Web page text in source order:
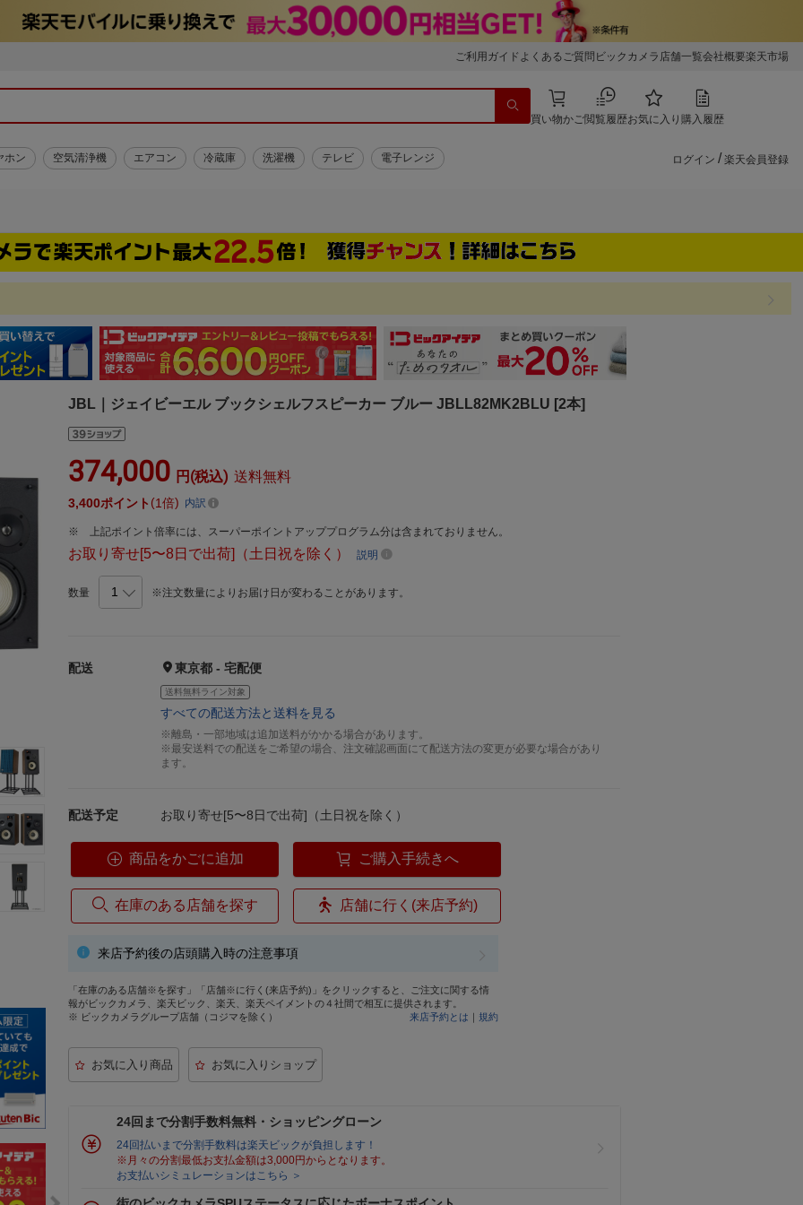
ご利用ガイド よくあるご質問 ビックカメラ店舗一覧会社概要楽天市場
買い物かご閲覧履歴お気に入り 購入履歴
ホン 空気清浄機 エアコン 冷蔵庫 洗濯機 テレビ 電子レンジ ログイン / 楽天会員登録
JBL｜ジェイビーエル ブックシェルフスピーカー ブルー JBLL82MK2BLU [2本]
374,000 円(税込) 送料無料
3,400ポイント 1倍 内訳
上記ポイント倍率には、スーパーポイントアッププログラム分は含まれておりません。
お取り寄せ[5〜8日で出荷]（土日祝を除く）説明
数量 ※注文数量によりお届け日が変わることがあります。
配送 東京都 - 宅配便
送料無料ライン対象
すべての配送方法と送料を見る
※離島・一部地域は追加送料がかかる場合があります。
※最安送料での配送をご希望の場合、注文確認画面にて配送方法の変更が必要な場合があり
ます。
配送予定 お取り寄せ[5〜8日で出荷]（土日祝を除く）
商品をかごに追加 ご購入手続きへ
在庫のある店舗を探す 店舗に行く(来店予約)
来店予約後の店頭購入時の注意事項
「在庫のある店舗※を探す」「店舗※に行く(来店予約)」をクリックすると、ご注文に関する情
報がビックカメラ、楽天ビック、楽天、楽天ペイメントの４社間で相互に提供されます。
※ ビックカメラグループ店舗（コジマを除く）
来店予約とは ｜ 規約
24回まで分割手数料無料・ショッピングローン
24回払いまで分割手数料は楽天ビックが負担します！
※月々の分割最低お支払金額は3,000円からとなります。
お支払いシミュレーションはこちら ＞